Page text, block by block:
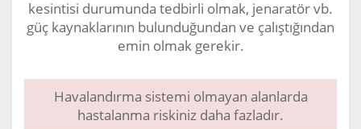
kesintisi durumunda tedbirli olmak, jenaratör vb.
güç kaynaklarının bulunduğundan ve çalıştığından
emin olmak gerekir.
Havalandırma sistemi olmayan alanlarda
hastalanma riskiniz daha fazladır.